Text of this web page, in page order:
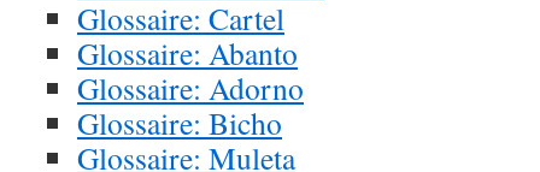
Glossaire: Cartel
Glossaire: Abanto
Glossaire: Adorno
Glossaire: Bicho
Glossaire: Muleta